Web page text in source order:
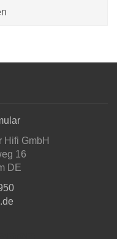
Hifi GmbH
16
DE